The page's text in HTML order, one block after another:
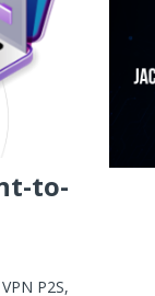
to-
P2S,